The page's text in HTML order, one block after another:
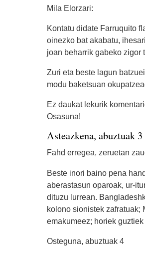
Mila Elorzari:
Kontatu didate Farruquito
oinezko bat akabatu,
joan beharrik gabeko zigor
Zuri eta beste lagun
modu baketsuan
Ez daukat lekurik
Osasuna!
Asteazkena, abuztuak 3
Fahd erregea, zeruetan
Beste inori baino pena
aberastasun oparoak, ur-
dituzu lurrean.
kolono sionistek zafratuak;
emakumeez; horiek
Osteguna, abuztuak 4